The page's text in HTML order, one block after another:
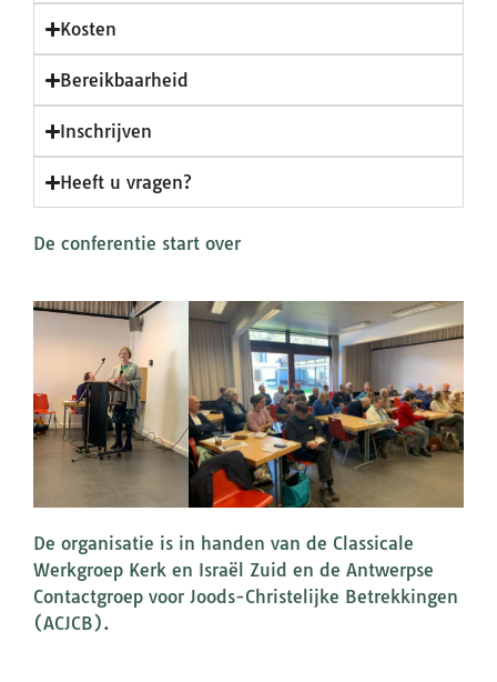
Kosten
Bereikbaarheid
Inschrijven
Heeft u vragen?
De conferentie start over
De organisatie is in handen van de Classicale
Werkgroep Kerk en Israël Zuid en de Antwerpse
Contactgroep voor Joods-Christelijke Betrekkingen
(ACJCB).